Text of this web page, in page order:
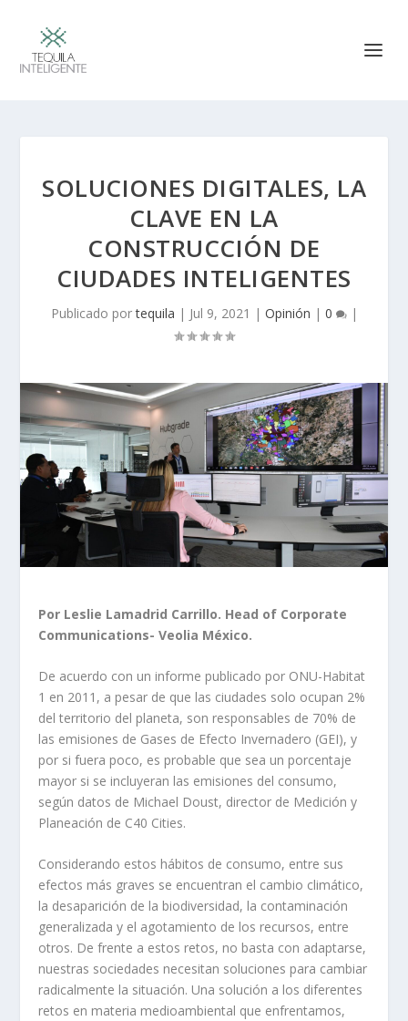
SOLUCIONES DIGITALES, LA
CLAVE EN LA
CONSTRUCCIÓN DE
CIUDADES INTELIGENTES
Publicado portequila | Jul 9, 2021 | Opinión | 0 |
Por Leslie Lamadrid Carrillo. Head of Corporate
Communications- Veolia México.
De acuerdo con un informe publicado por ONU-Habitat
1 en 2011, a pesar de que las ciudades solo ocupan 2%
del territorio del planeta, son responsables de 70% de
las emisiones de Gases de Efecto Invernadero (GEI), y
por si fuera poco, es probable que sea un porcentaje
mayor si se incluyeran las emisiones del consumo,
según datos de Michael Doust, director de Medición y
Planeación de C40 Cities.
Considerando estos hábitos de consumo, entre sus
efectos más graves se encuentran el cambio climático,
la desaparición de la biodiversidad, la contaminación
generalizada y el agotamiento de los recursos, entre
otros. De frente a estos retos, no basta con adaptarse,
nuestras sociedades necesitan soluciones para cambiar
radicalmente la situación. Una solución a los diferentes
retos en materia medioambiental que enfrentamos,